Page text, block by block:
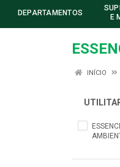
DEPARTAMENTOS
E
INÍCIO